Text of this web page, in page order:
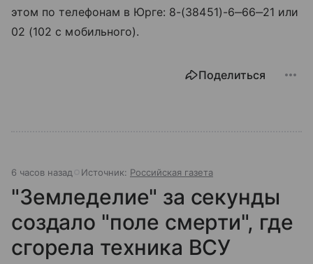
этом по телефонам в Юрге: 8-(38451)-6‒66‒21 или
02 (102 с мобильного).
Поделиться
6 часов назад Источник: Российская газета
"Земледелие" за секунды
создало "поле смерти", где
сгорела техника ВСУ